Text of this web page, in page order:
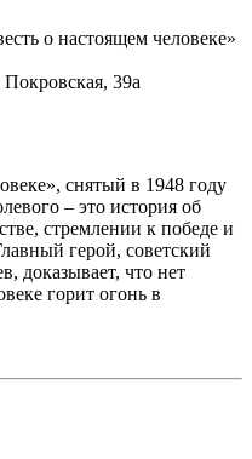
о настоящем человеке»
39а
снятый в 1948 году
– это история об
стремлении к победе и
герой, советский
доказывает, что нет
горит огонь в